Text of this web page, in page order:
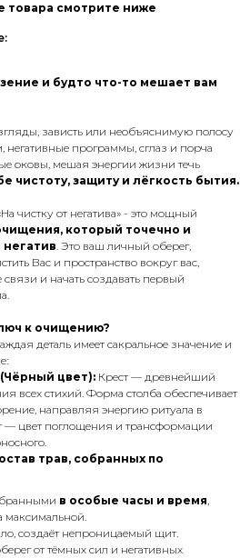
товара смотрите ниже
и будто что-то мешает вам
зависть или необъяснимую полосу
негативные программы, сглаз и порча
оковы, мешая энергии жизни течь
чистоту, защиту и лёгкость бытия.
чистку от негатива» - это мощный
который точечно и
. Это ваш личный оберег,
Вас и пространство вокруг вас,
и начать создавать первый
к очищению?
деталь имеет сакральное значение и
цвет): Крест — древнейший
всех стихий. Форма столба обеспечивает
направляя энергию ритуала в
— цвет поглощения и трансформации
трав, собранных по
в особые часы и время,
максимальной.
создаёт непроницаемый щит.
от тёмных сил и негативных